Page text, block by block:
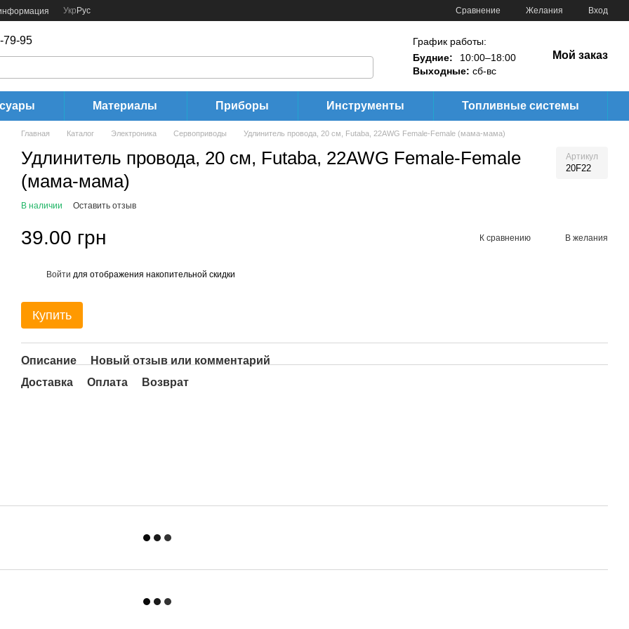
Укр Рус Сравнение Желания Вход
79-95
График работы:
Будние:
10:00–18:00
Выходные: сб-вс
Мой заказ
Материалы Приборы Инструменты Топливные системы
Главная Каталог Электроника Сервоприводы Удлинитель провода, 20 см, Futaba, 22AWG Female-Female (мама-мама)
Удлинитель провода, 20 см, Futaba, 22AWG Female-Female
(мама-мама)
Артикул
20F22
В наличии Оставить отзыв
39.00 грн К сравнению В желания
Войти для отображения накопительной скидки
Купить
Описание
Новый отзыв или комментарий
Доставка
Оплата Возврат